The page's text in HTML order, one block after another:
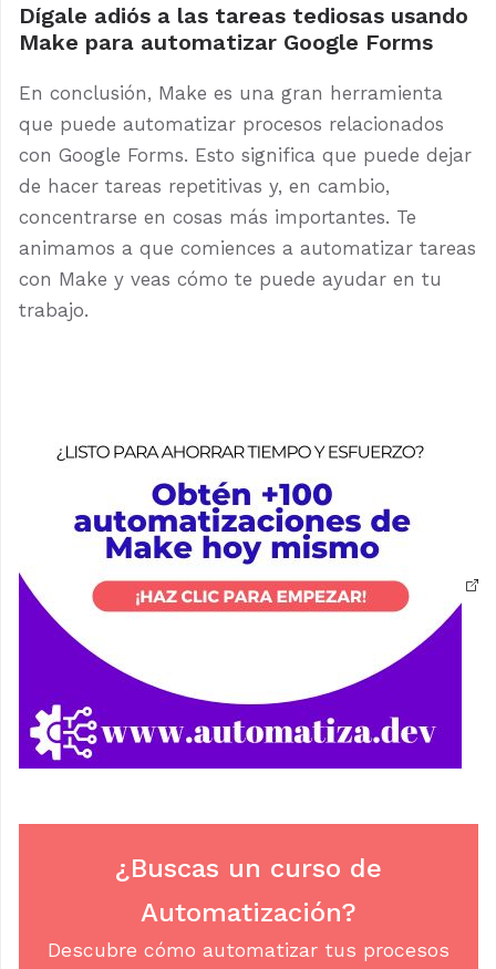
Dígale adiós a las tareas tediosas usando
Make para automatizar Google Forms
En conclusión, Make es una gran herramienta
que puede automatizar procesos relacionados
con Google Forms. Esto significa que puede dejar
de hacer tareas repetitivas y, en cambio,
concentrarse en cosas más importantes. Te
animamos a que comiences a automatizar tareas
con Make y veas cómo te puede ayudar en tu
trabajo.
¿Buscas un curso de
Automatización?
Descubre cómo automatizar tus procesos